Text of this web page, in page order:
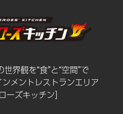
界観を“食”と“空間”で
メントレストランエリア
ーズキッチン］